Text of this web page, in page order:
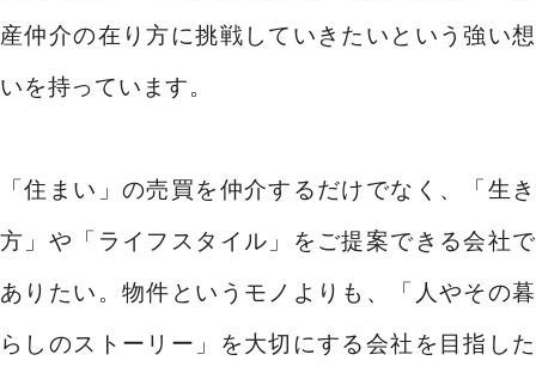
産仲介の在り方に挑戦していきたいという強い想
いを持っています。
「住まい」の売買を仲介するだけでなく、「生き
方」や「ライフスタイル」をご提案できる会社で
ありたい。物件というモノよりも、「人やその暮
らしのストーリー」を大切にする会社を目指した